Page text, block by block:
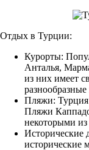
Отдых в Турции:
Курорты:
Анталья,
из них имеет
Пляжи: Турция
Пляжи
некоторыми
Исторические
исторические